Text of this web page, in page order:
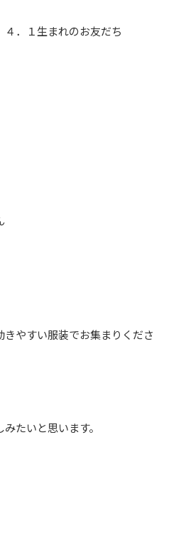
．１生まれのお友だち
やすい服装でお集まりくださ
たいと思います。